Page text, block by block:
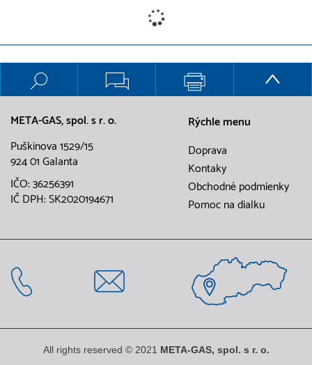
META-GAS, spol. s r. o.
Puškinova 1529/15
924 01 Galanta
IČO: 36256391
IČ DPH: SK2020194671
Rýchle menu
Doprava
Kontaky
Obchodné podmienky
Pomoc na dialku
All rights reserved © 2021 META-GAS, spol. s r. o.